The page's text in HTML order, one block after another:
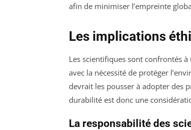
afin de minimiser l’empreinte
Les implications
Les scientifiques sont confrontés
avec la nécessité de protéger
devrait les pousser à adopter des
durabilité est donc une
La responsabilité des